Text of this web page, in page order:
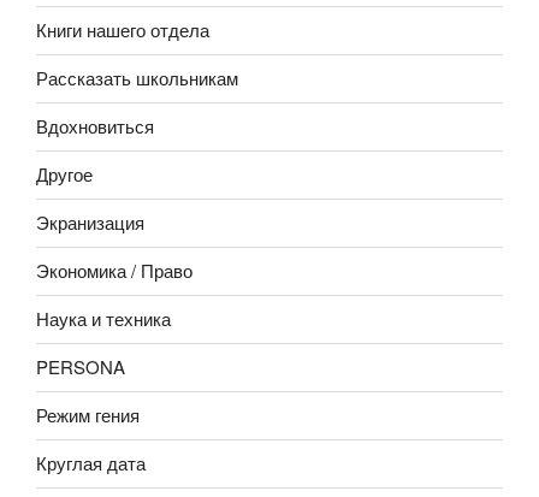
Книги нашего отдела
Рассказать школьникам
Вдохновиться
Другое
Экранизация
Экономика / Право
Наука и техника
PERSONA
Режим гения
Круглая дата